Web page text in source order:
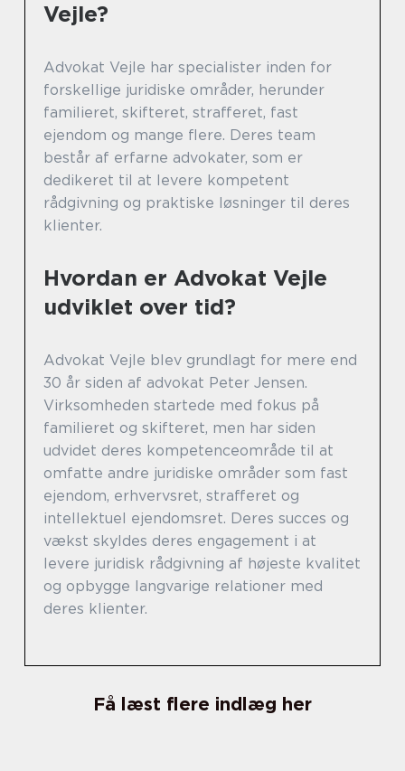
Vejle?
Advokat Vejle har specialister inden for
forskellige juridiske områder, herunder
familieret, skifteret, strafferet, fast
ejendom og mange flere. Deres team
består af erfarne advokater, som er
dedikeret til at levere kompetent
rådgivning og praktiske løsninger til deres
klienter.
Hvordan er Advokat Vejle
udviklet over tid?
Advokat Vejle blev grundlagt for mere end
30 år siden af advokat Peter Jensen.
Virksomheden startede med fokus på
familieret og skifteret, men har siden
udvidet deres kompetenceområde til at
omfatte andre juridiske områder som fast
ejendom, erhvervsret, strafferet og
intellektuel ejendomsret. Deres succes og
vækst skyldes deres engagement i at
levere juridisk rådgivning af højeste kvalitet
og opbygge langvarige relationer med
deres klienter.
Få læst flere indlæg her